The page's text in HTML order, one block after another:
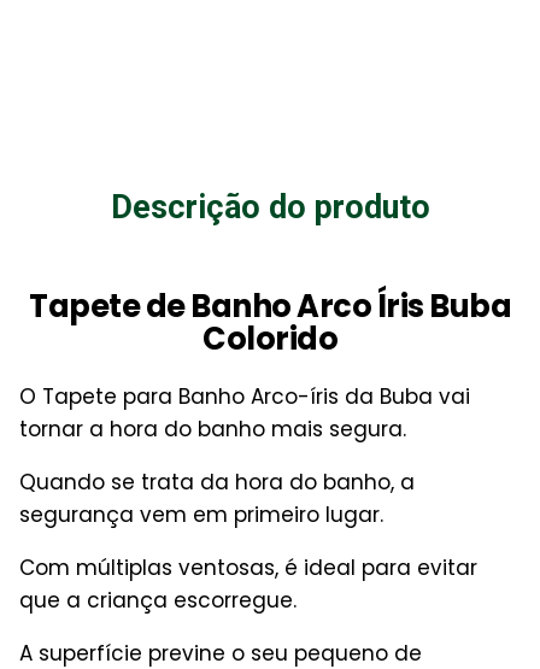
Descrição do produto
Tapete de Banho Arco Íris Buba
Colorido
O Tapete para Banho Arco-íris da Buba vai
tornar a hora do banho mais segura.
Quando se trata da hora do banho, a
segurança vem em primeiro lugar.
Com múltiplas ventosas, é ideal para evitar
que a criança escorregue.
A superfície previne o seu pequeno de